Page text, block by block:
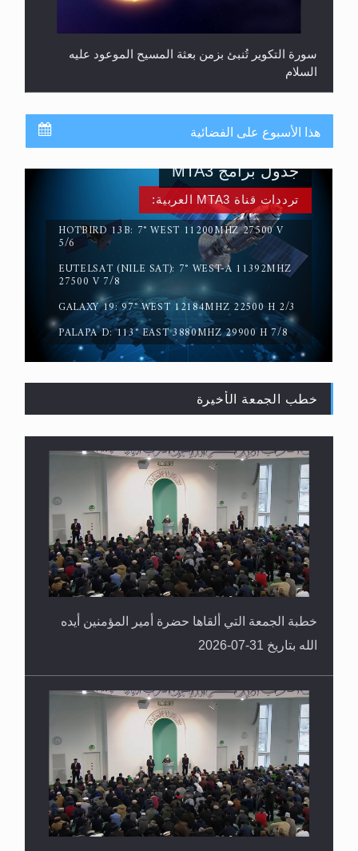
سورة التكوير تُنبئ بزمن بعثة المسيح الموعود عليه
السلام
حقيقة المسيح الدجال
القرآن قاضٍ وحكمٌ على السنة ومهيمنٌ عليها.. ليس
العكس
هذا الأسبوع على الفضائية
ترددات قناة MTA3 العربية:
HOTBIRD 13B: 7° WEST 11200MHZ 27500 V
5/6
EUTELSAT (NILE SAT): 7° WEST-A 11392MHZ
27500 V 7/8
GALAXY 19: 97° WEST 12184MHZ 22500 H 2/3
PALAPA D: 113° EAST 3880MHZ 29900 H 7/8
جدول برامج MTA3
خطب الجمعة الأخيرة
خطبة الجمعة التي ألقاها حضرة أمير المؤمنين أيده
الله بتاريخ 31-07-2026